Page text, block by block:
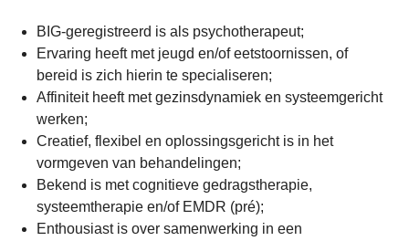
BIG-geregistreerd is als psychotherapeut;
Ervaring heeft met jeugd en/of eetstoornissen, of
bereid is zich hierin te specialiseren;
Affiniteit heeft met gezinsdynamiek en systeemgericht
werken;
Creatief, flexibel en oplossingsgericht is in het
vormgeven van behandelingen;
Bekend is met cognitieve gedragstherapie,
systeemtherapie en/of EMDR (pré);
Enthousiast is over samenwerking in een